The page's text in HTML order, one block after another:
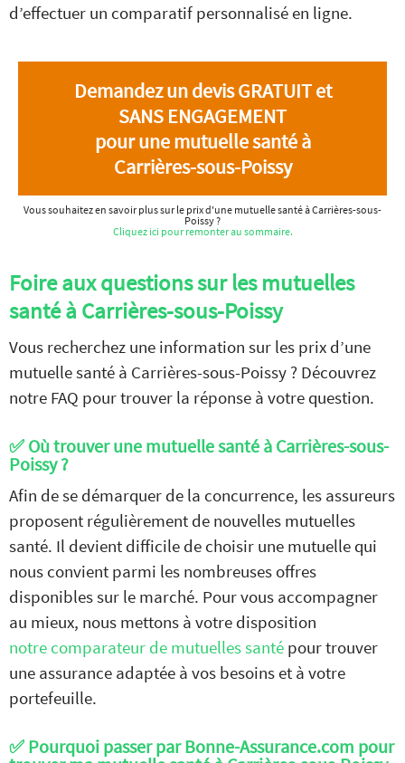
d’effectuer un comparatif personnalisé en ligne.
Demandez un devis GRATUIT et
SANS ENGAGEMENT
pour une mutuelle santé à
Carrières-sous-Poissy
Vous souhaitez en savoir plus sur le prix d'une mutuelle santé à Carrières-sous-
Poissy ?
Cliquez ici pour remonter au sommaire.
Foire aux questions sur les mutuelles
santé à Carrières-sous-Poissy
Vous recherchez une information sur les prix d’une
mutuelle santé à Carrières-sous-Poissy ? Découvrez
notre FAQ pour trouver la réponse à votre question.
✅ Où trouver une mutuelle santé à Carrières-sous-
Poissy ?
Afin de se démarquer de la concurrence, les assureurs
proposent régulièrement de nouvelles mutuelles
santé. Il devient difficile de choisir une mutuelle qui
nous convient parmi les nombreuses offres
disponibles sur le marché. Pour vous accompagner
au mieux, nous mettons à votre disposition
notre comparateur de mutuelles santé pour trouver
une assurance adaptée à vos besoins et à votre
portefeuille.
✅ Pourquoi passer par Bonne-Assurance.com pour
Comparez nos offres de
mutuelleGRATUITEMENT
etSANS ENGAGEMENT